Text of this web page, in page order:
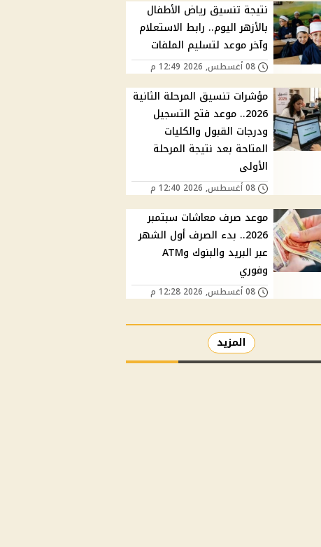
نتيجة تنسيق رياض الأطفال
بالأزهر اليوم.. رابط الاستعلام
وآخر موعد لتسليم الملفات
08 أغسطس, 2026 12:49 م
مؤشرات تنسيق المرحلة الثانية
2026.. موعد فتح التسجيل
ودرجات القبول والكليات
المتاحة بعد نتيجة المرحلة
الأولى
08 أغسطس, 2026 12:40 م
موعد صرف معاشات سبتمبر
2026.. بدء الصرف أول الشهر
عبر البريد والبنوك وATM
وفوري
08 أغسطس, 2026 12:28 م
المزيد